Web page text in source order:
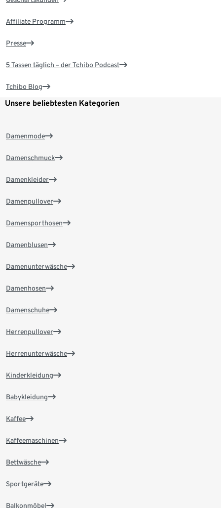
Affiliate Programm
Presse
5 Tassen täglich – der Tchibo Podcast
Tchibo Blog
Unsere beliebtesten Kategorien
Damenmode
Damenschmuck
Damenkleider
Damenpullover
Damensporthosen
Damenblusen
Damenunterwäsche
Damenhosen
Damenschuhe
Herrenpullover
Herrenunterwäsche
Kinderkleidung
Babykleidung
Kaffee
Kaffeemaschinen
Bettwäsche
Sportgeräte
Balkonmöbel